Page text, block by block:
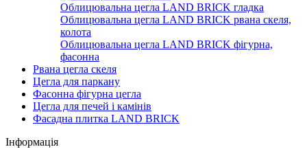
Облицювальна цегла LAND BRICK гладка
Облицювальна цегла LAND BRICK рвана скеля,
колота
Облицювальна цегла LAND BRICK фігурна,
фасонна
Рвана цегла скеля
Цегла для паркану
Фасонна фігурна цегла
Цегла для печей і камінів
Фасадна плитка LAND BRICK
Інформація